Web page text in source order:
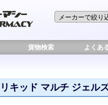
貨物検索 よくあ
リキッド マルチ ジェル